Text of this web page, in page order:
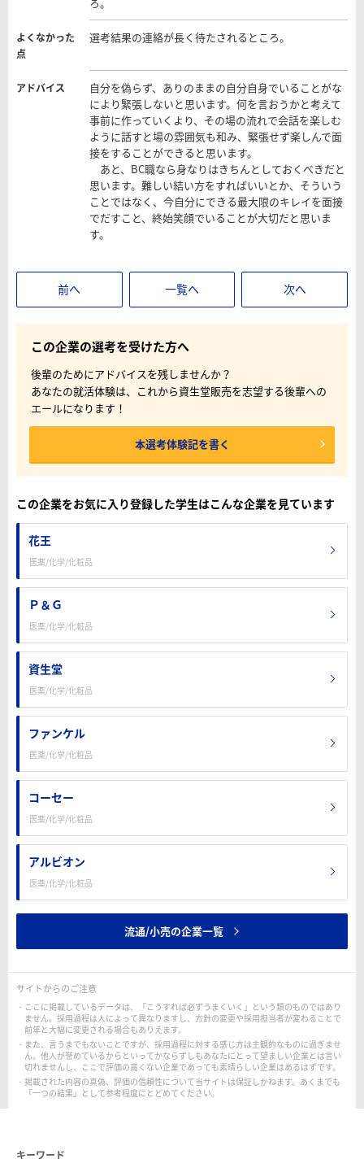
よくなかった
点
選考結果の連絡が長く待たされるところ。
アドバイス
自分を偽らず、ありのままの自分自身でいることがな
により緊張しないと思います。何を言おうかと考えて
事前に作っていくより、その場の流れで会話を楽しむ
ように話すと場の雰囲気も和み、緊張せず楽しんで面
接をすることができると思います。
あと、BC職なら身なりはきちんとしておくべきだと
思います。難しい結い方をすればいいとか、そういう
ことではなく、今自分にできる最大限のキレイを面接
でだすこと、終始笑顔でいることが大切だと思いま
す。
前へ 一覧へ 次へ
この企業の選考を受けた方へ
後輩のためにアドバイスを残しませんか？
あなたの就活体験は、これから資生堂販売を志望する後輩への
エールになります！
本選考体験記を書く
この企業をお気に入り登録した学生はこんな企業を見ています
花王
医薬/化学/化粧品
Ｐ＆Ｇ
医薬/化学/化粧品
資生堂
医薬/化学/化粧品
ファンケル
医薬/化学/化粧品
コーセー
医薬/化学/化粧品
アルビオン
医薬/化学/化粧品
流通/小売の企業一覧
サイトからのご注意
ここに掲載しているデータは、「こうすれば必ずうまくいく」という類のものではあり
ません。採用過程は人によって異なりますし、方針の変更や採用担当者が変わることで
前年と大幅に変更される場合もありえます。
また、言うまでもないことですが、採用過程に対する感じ方は主観的なものに過ぎませ
ん。他人が誉めているからといってかならずしもあなたにとって望ましい企業とは言い
切れませんし、ここで評価の高くない企業であっても素晴らしい企業はあるはずです。
掲載された内容の真偽、評価の信頼性について当サイトは保証しかねます。あくまでも
「一つの結果」として参考程度にとどめてください。
キーワード